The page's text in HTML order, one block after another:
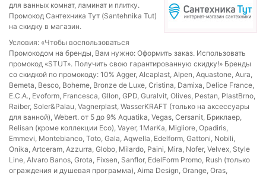
для ванных комнат, ламинат и плитку.
Промокод Сантехника Тут (Santehnika Tut)
на скидку в магазин.
Условия: «Чтобы воспользоваться
Промокодом на бренды, Вам нужно: Оформить заказ. Использовать
промокод «STUT». Получить свою гарантированную скидку!» Бренды
со скидкой по промокоду: 10% Agger, Alcaplast, Alpen, Aquastone, Aura,
Bemeta, Besco, Boheme, Bronze de Luxe, Cristina, Damixa, Delice France,
E.C.A., Evoform, Francesca, Gllon, GPD, Guralvit, Olives, Pestan, PlastBrno,
Raiber, Soler&Palau, Vagnerplast, WasserKRAFT (только на аксессуары
для ванной), Webert. от 5 до 9% Aquatika, Vegas, Cersanit, Бриклаер,
Relisan (кроме коллекции Eco), Vayer, 1MarKa, Migliore, Opadiris,
Emmevi, Montebianco, Toto, Gala, Aqwella, Edelform, Gattoni, Nobili,
Onika, Artceram, Azzurra, Globo, Milardo, Paini, Mira, Nofer, Velvex, Style
Line, Alvaro Banos, Grota, Fixsen, Sanflor, EdelForm Promo, Rush (только
ограждения и душевая программа), Aima Design, Orange, Oras,